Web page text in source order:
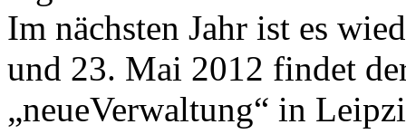
Im nächsten Jahr ist es
und 23. Mai 2012 findet
„neueVerwaltung“ in